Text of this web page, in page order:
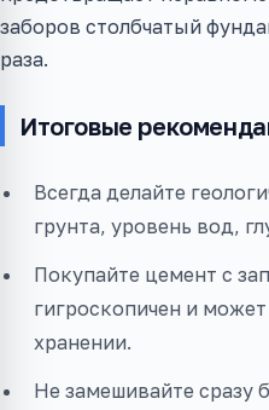
заборов столбчатый
раза.
Итоговые
Всегда делайте
грунта, уровень вод,
Покупайте цемент с
гигроскопичен и
хранении.
Не замешивайте сразу